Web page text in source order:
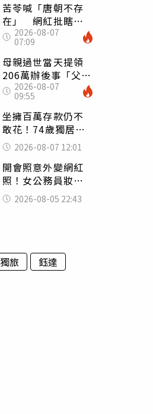
苦苓喊「唐朝不存
在」 網紅批瞎編
歷史：李白、杜甫
用鮮卑文寫詩？
2026-08-07
07:09
母親過世當天提領
206萬辦後事「父子
遭判刑」 律師：
搶錢先下手是罪
2026-08-07
09:55
坐擁百萬存款仍不
敢花！74歲獨居翁
「1餐只吃1片吐
司」 半年後暴瘦
嚇壞女兒
2026-08-07 12:01
開會照意外變網紅
照！女公務員妝容
掀2千則留言 本人
怒嗆：化妝有錯嗎
2026-08-05 22:43
獨旅
鈺達